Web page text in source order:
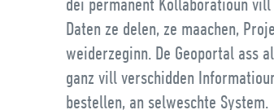
Daten ze delen, ze maachen,
weiderzeginn. De Geoportal ass
ganz vill verschidden
bestellen, an selweschte System.